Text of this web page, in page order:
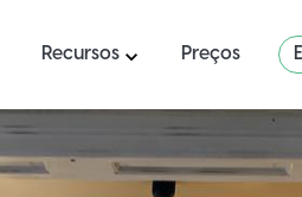
Recursos Preços